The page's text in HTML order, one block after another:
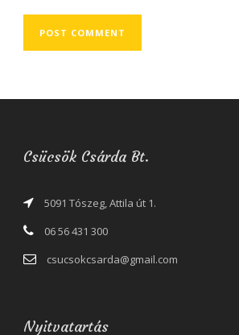
Csücsök Csárda Bt.
5091 Tószeg, Attila út 1.
06 56 431 300
csucsokcsarda@gmail.com
Nyitvatartás